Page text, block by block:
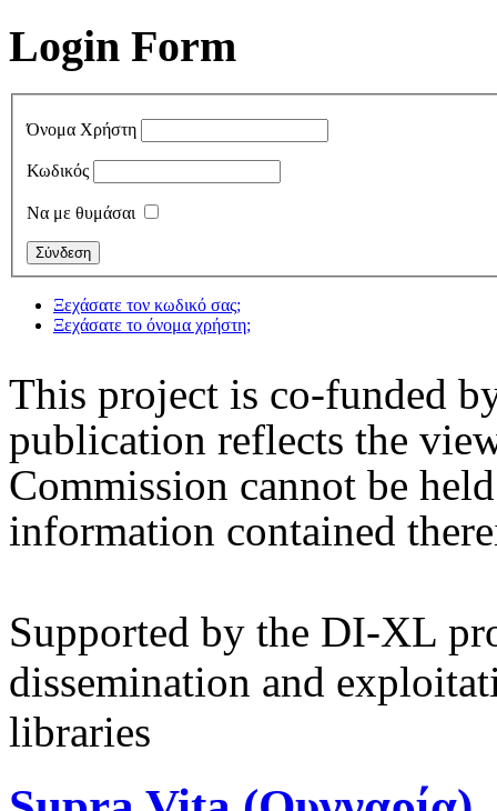
Login Form
Όνομα Χρήστη
Κωδικός
Να με θυμάσαι
Ξεχάσατε τον κωδικό σας;
Ξεχάσατε το όνομα χρήστη;
This project is co-funded
publication reflects the
Commission cannot be
information contained
Supported by the DI-XL
dissemination and
libraries